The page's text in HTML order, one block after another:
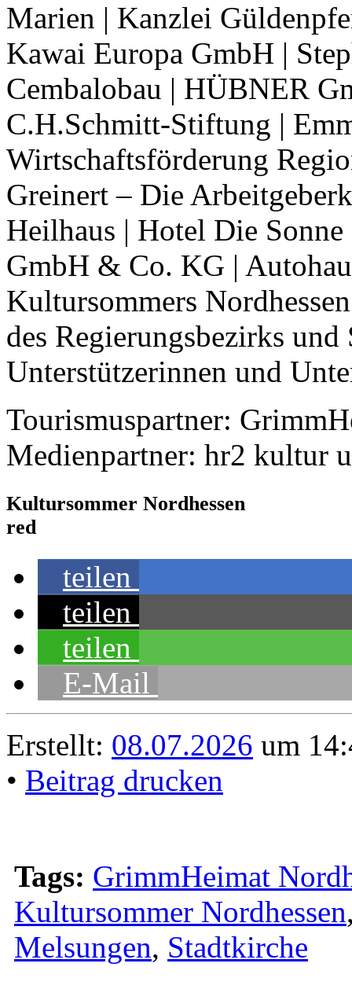
Marien | Kanzlei
Kawai Europa GmbH |
Cembalobau | HÜBNER
C.H.Schmitt-Stiftung |
Wirtschaftsförderung
Greinert – Die
Heilhaus | Hotel Die
GmbH & Co. KG |
Kultursommers
des Regierungsbezirks
Unterstützerinnen und
Tourismuspartner:
Medienpartner: hr2 kultur
Kultursommer Nordhessen
red
teilen
teilen
teilen
E-Mail
Erstellt: 08.07.2026 um
• Beitrag drucken
Tags: GrimmHeimat
Kultursommer Nordhessen
Melsungen, Stadtkirche